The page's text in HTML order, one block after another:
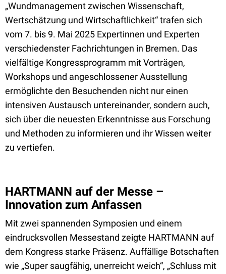
„Wundmanagement zwischen Wissenschaft,
Wertschätzung und Wirtschaftlichkeit“ trafen sich
vom 7. bis 9. Mai 2025 Expertinnen und Experten
verschiedenster Fachrichtungen in Bremen. Das
vielfältige Kongressprogramm mit Vorträgen,
Workshops und angeschlossener Ausstellung
ermöglichte den Besuchenden nicht nur einen
intensiven Austausch untereinander, sondern auch,
sich über die neuesten Erkenntnisse aus Forschung
und Methoden zu informieren und ihr Wissen weiter
zu vertiefen.
HARTMANN auf der Messe –
Innovation zum Anfassen
Mit zwei spannenden Symposien und einem
eindrucksvollen Messestand zeigte HARTMANN auf
dem Kongress starke Präsenz. Auffällige Botschaften
wie „Super saugfähig, unerreicht weich“, „Schluss mit